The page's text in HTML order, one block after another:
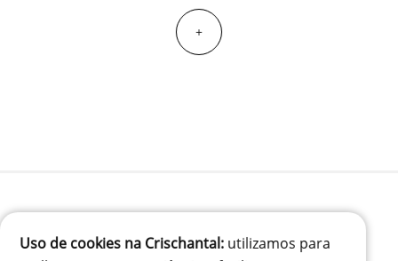
+
(41) 99834-3707
Uso de cookies na Crischantal: utilizamos para